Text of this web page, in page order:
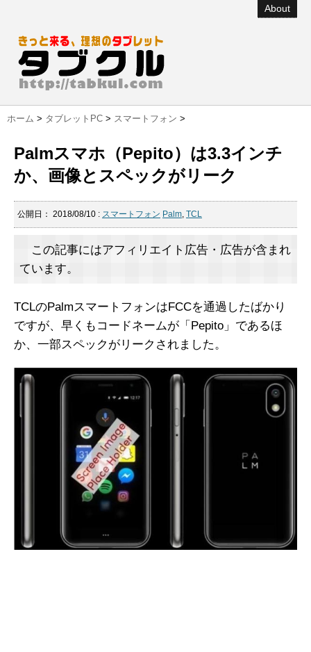
About
ホーム > タブレットPC > スマートフォン >
Palmスマホ（Pepito）は3.3インチ
か、画像とスペックがリーク
公開日： 2018/08/10 : スマートフォン Palm, TCL
この記事にはアフィリエイト広告・広告が含まれ
ています。
TCLのPalmスマートフォンはFCCを通過したばかり
ですが、早くもコードネームが「Pepito」であるほ
か、一部スペックがリークされました。